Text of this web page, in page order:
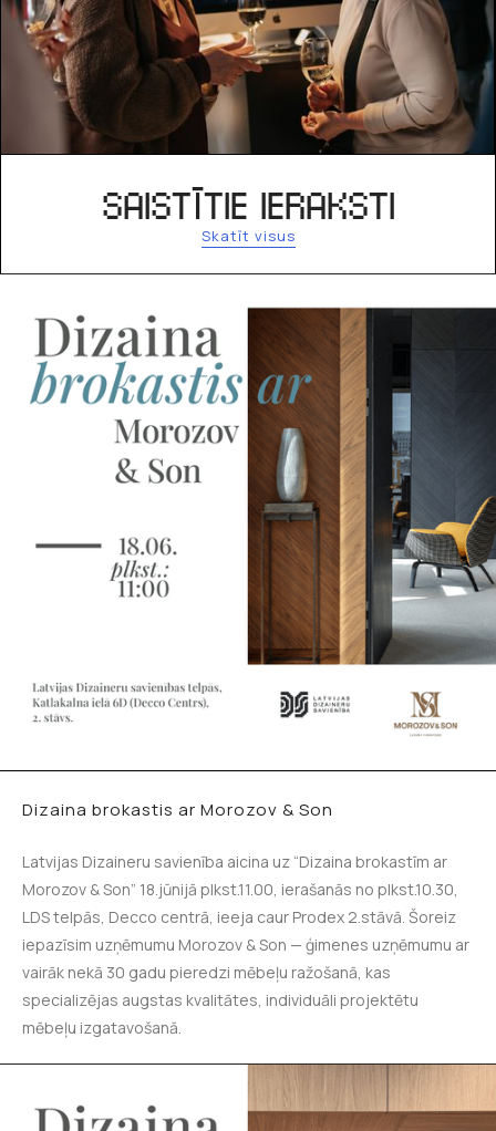
SAISTĪTIE IERAKSTI
Skatīt visus
Dizaina brokastis ar Morozov & Son
Latvijas Dizaineru savienība aicina uz “Dizaina brokastīm ar
Morozov & Son” 18.jūnijā plkst.11.00, ierašanās no plkst.10.30,
LDS telpās, Decco centrā, ieeja caur Prodex 2.stāvā. Šoreiz
iepazīsim uzņēmumu Morozov & Son — ģimenes uzņēmumu ar
vairāk nekā 30 gadu pieredzi mēbeļu ražošanā, kas
specializējas augstas kvalitātes, individuāli projektētu
mēbeļu izgatavošanā.